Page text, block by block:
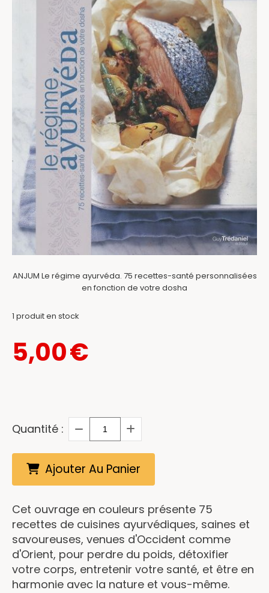
ANJUM Le régime ayurvéda. 75 recettes-santé personnalisées
en fonction de votre dosha
5,00€
1 produit en stock
Quantité :
Ajouter Au Panier
Cet ouvrage en couleurs présente 75
recettes de cuisines ayurvédiques, saines et
savoureuses, venues d'Occident comme
d'Orient, pour perdre du poids, détoxifier
votre corps, entretenir votre santé, et être en
harmonie avec la nature et vous-même.